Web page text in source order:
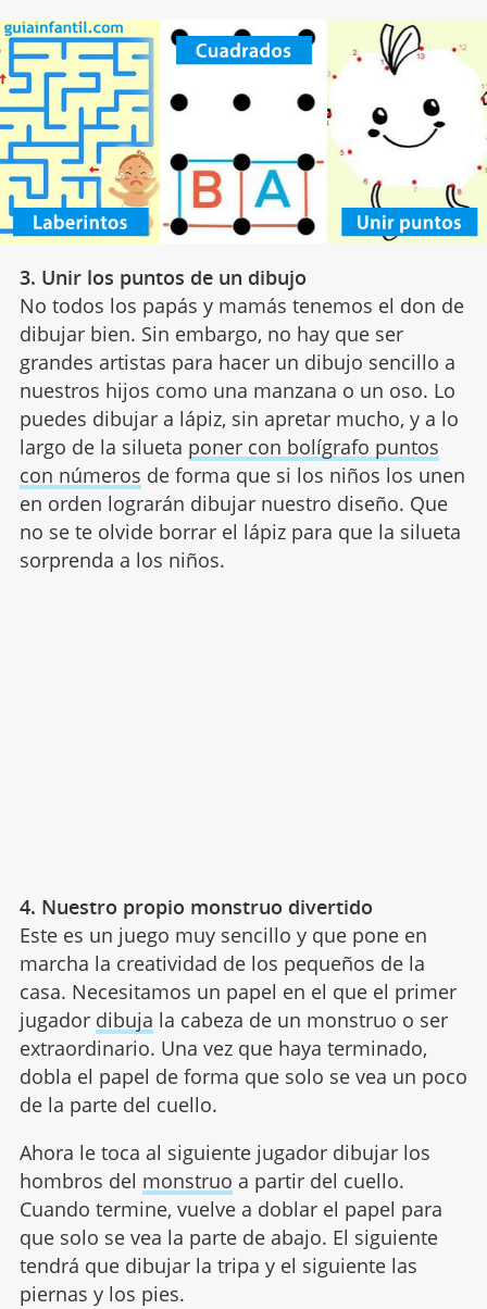
3. Unir los puntos de un dibujo
No todos los papás y mamás tenemos el don de
dibujar bien. Sin embargo, no hay que ser
grandes artistas para hacer un dibujo sencillo a
nuestros hijos como una manzana o un oso. Lo
puedes dibujar a lápiz, sin apretar mucho, y a lo
largo de la silueta poner con bolígrafo puntos
con números de forma que si los niños los unen
en orden lograrán dibujar nuestro diseño. Que
no se te olvide borrar el lápiz para que la silueta
sorprenda a los niños.
4. Nuestro propio monstruo divertido
Este es un juego muy sencillo y que pone en
marcha la creatividad de los pequeños de la
casa. Necesitamos un papel en el que el primer
jugador dibuja la cabeza de un monstruo o ser
extraordinario. Una vez que haya terminado,
dobla el papel de forma que solo se vea un poco
de la parte del cuello.
Ahora le toca al siguiente jugador dibujar los
hombros del monstruo a partir del cuello.
Cuando termine, vuelve a doblar el papel para
que solo se vea la parte de abajo. El siguiente
tendrá que dibujar la tripa y el siguiente las
piernas y los pies.